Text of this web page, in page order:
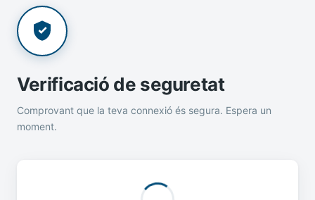
Verificació de seguretat
Comprovant que la teva connexió és segura. Espera un
moment.